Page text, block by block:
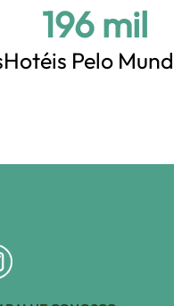
+200 mil
Hotéis Pelo